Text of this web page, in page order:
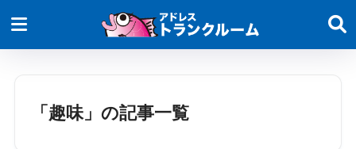
「趣味」の記事一覧